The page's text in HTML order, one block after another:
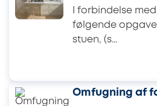
I forbindelse
følgende
stuen, (s...
Omfugning af